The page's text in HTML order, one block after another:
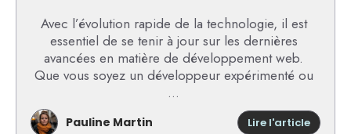
Avec l’évolution rapide de la technologie, il est
essentiel de se tenir à jour sur les dernières
avancées en matière de développement web.
Que vous soyez un développeur expérimenté ou
...
Pauline Martin Lire l'article: